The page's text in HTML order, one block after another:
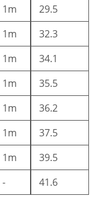
1m
29.5
1m
32.3
1m
34.1
1m
35.5
1m
36.2
1m
37.5
1m
39.5
- 41.6